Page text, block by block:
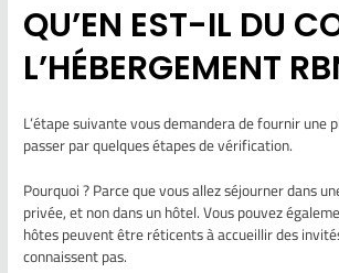
QU’EN EST-IL DU
L’HÉBERGEMENT
L’étape suivante vous demandera de fournir une
passer par quelques étapes de vérification.
Pourquoi ? Parce que vous allez séjourner dans
privée, et non dans un hôtel. Vous pouvez
hôtes peuvent être réticents à accueillir des
connaissent pas.